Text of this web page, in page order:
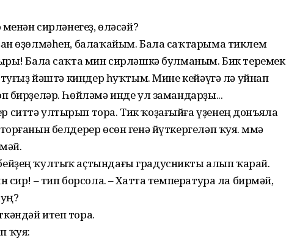
сирләнегеҙ, өләсәй?
өҙөлмәһен, балаҡайым. Бала саҡта­рыма тиклем
Бала саҡта мин сирләшкә булманым. Бик теремек
йәштә киндер һуҡтым. Мине кейәүгә лә уйнап
бирҙеләр. Һөйләмә инде ул замандарҙы...
ултырып тора. Тик ҡоҙағыйға үҙенең донъяла
белдерер өсөн генә йүткергеләп ҡуя. Әммә
ҡултыҡ аҫтындағы градусникты алып ҡарай.
сир! – тип борсола. – Хатта температура ла бирмәй,
итеп тора.
ҡуя: